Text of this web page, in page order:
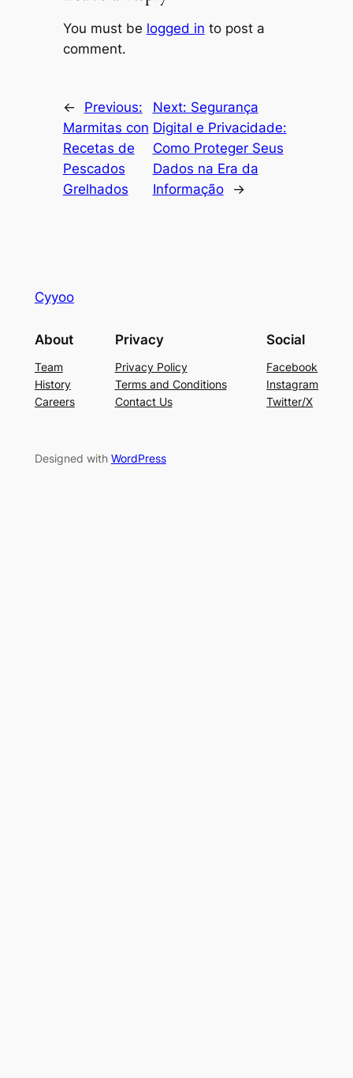
You must be logged in to post a
comment.
←
Previous:
Marmitas con
Recetas de
Pescados
Grelhados
Next: Segurança
Digital e Privacidade:
Como Proteger Seus
Dados na Era da
Informação
→
Cyyoo
About
Team
History
Careers
Privacy
Privacy Policy
Terms and Conditions
Contact Us
Social
Facebook
Instagram
Twitter/X
Designed with WordPress